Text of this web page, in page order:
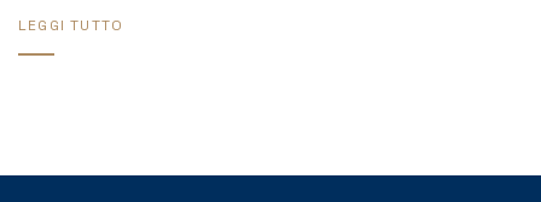
LEGGI TUTTO